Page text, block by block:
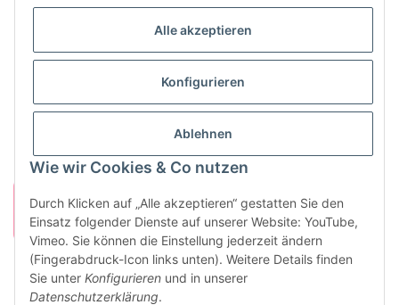
Alle akzeptieren
Konfigurieren
Ablehnen
Wie wir Cookies & Co nutzen
Durch Klicken auf „Alle akzeptieren“ gestatten Sie den
Einsatz folgender Dienste auf unserer Website: YouTube,
Vimeo. Sie können die Einstellung jederzeit ändern
(Fingerabdruck-Icon links unten). Weitere Details finden
Sie unter Konfigurieren und in unserer
Datenschutzerklärung.
Tel: (06825) 499-104
info@king-kao.de
Öffnungszeiten (Mo-Sa.) 9:00 - 19:00
Gesetzliche Informationen
Vertrag widerrufen